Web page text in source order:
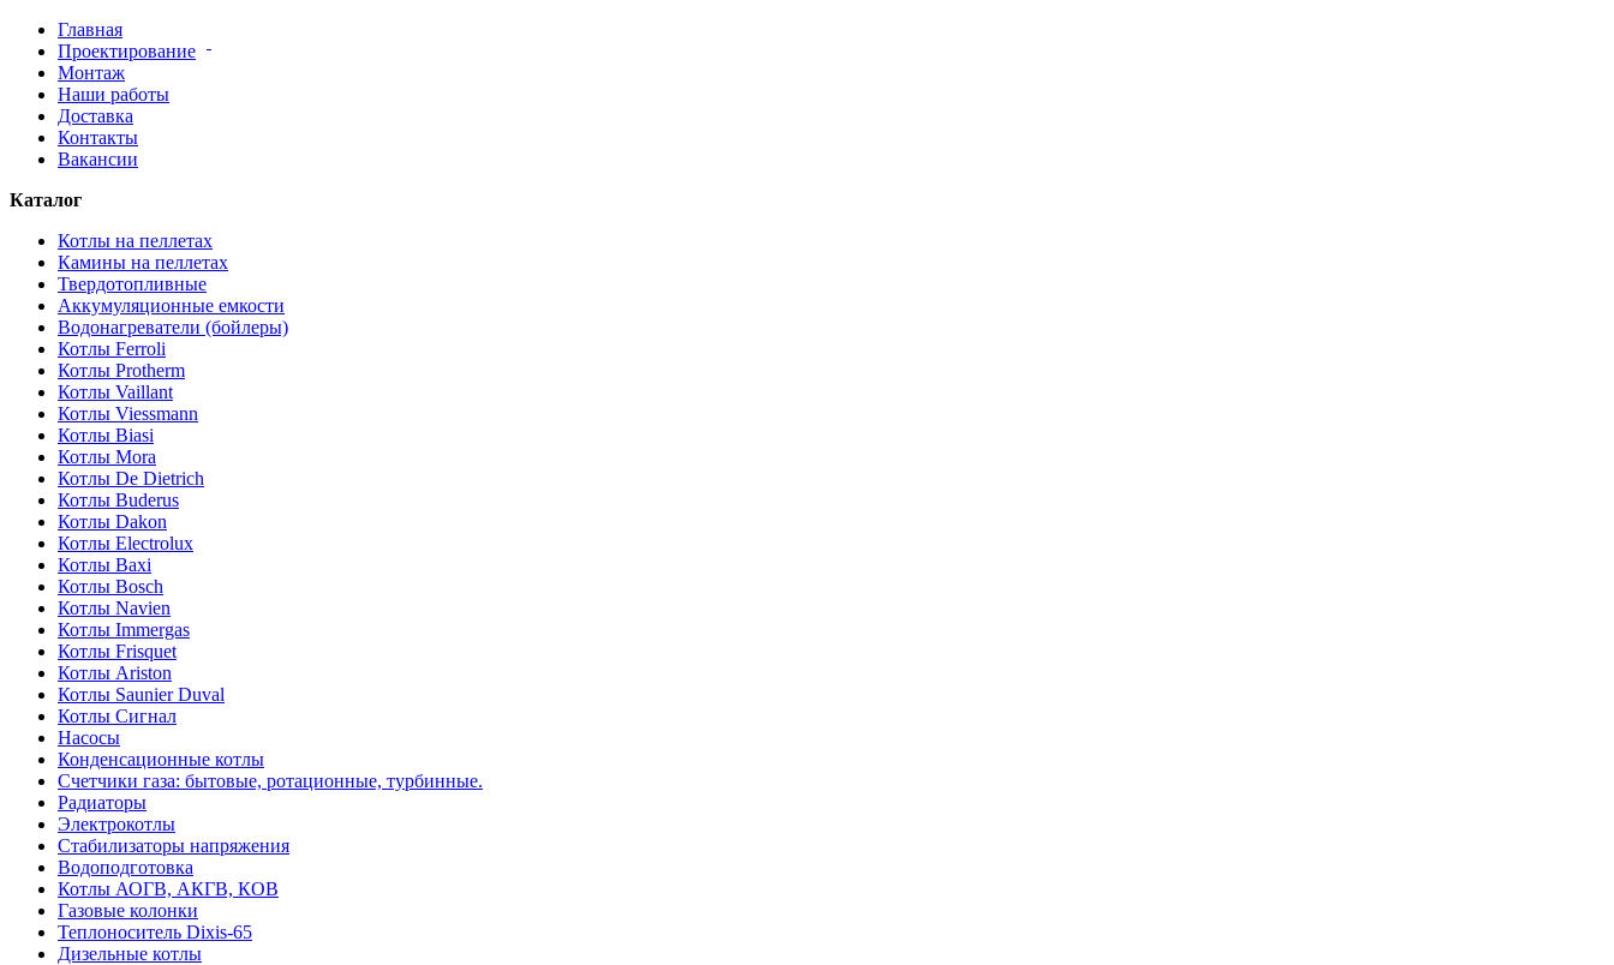
Главная
Проектирование
Монтаж
Наши работы
Доставка
Контакты
Вакансии
Каталог
Котлы на пеллетах
Камины на пеллетах
Твердотопливные
Аккумуляционные емкости
Водонагреватели (бойлеры)
Котлы Ferroli
Котлы Protherm
Котлы Vaillant
Котлы Viessmann
Котлы Biasi
Котлы Mora
Котлы De Dietrich
Котлы Buderus
Котлы Dakon
Котлы Electrolux
Котлы Baxi
Котлы Bosch
Котлы Navien
Котлы Immergas
Котлы Frisquet
Котлы Ariston
Котлы Saunier Duval
Котлы Сигнал
Насосы
Конденсационные котлы
Счетчики газа: бытовые, ротационные, турбинные.
Радиаторы
Электрокотлы
Стабилизаторы напряжения
Водоподготовка
Котлы АОГВ, АКГВ, КОВ
Газовые колонки
Теплоноситель Dixis-65
Дизельные котлы